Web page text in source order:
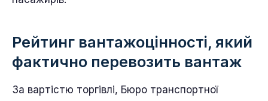
Рейтинг вантажоцінності, який
фактично перевозить вантаж
За вартістю торгівлі, Бюро транспортної